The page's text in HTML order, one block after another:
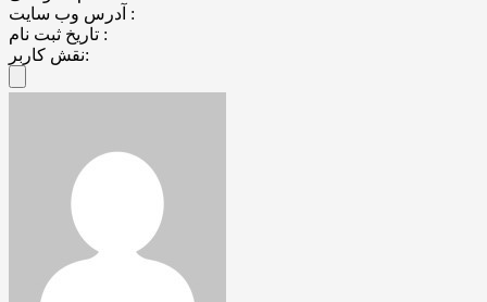
آدرس وب سایت :
تاریخ ثبت نام :
نقش کاربر: